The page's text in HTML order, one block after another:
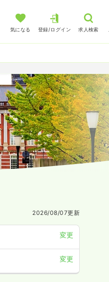
気になる 登録/ログイン 求人検索
2026/08/07更新
変更
変更